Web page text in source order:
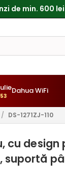
Dahua WiFi
/ DS-1271ZJ-110